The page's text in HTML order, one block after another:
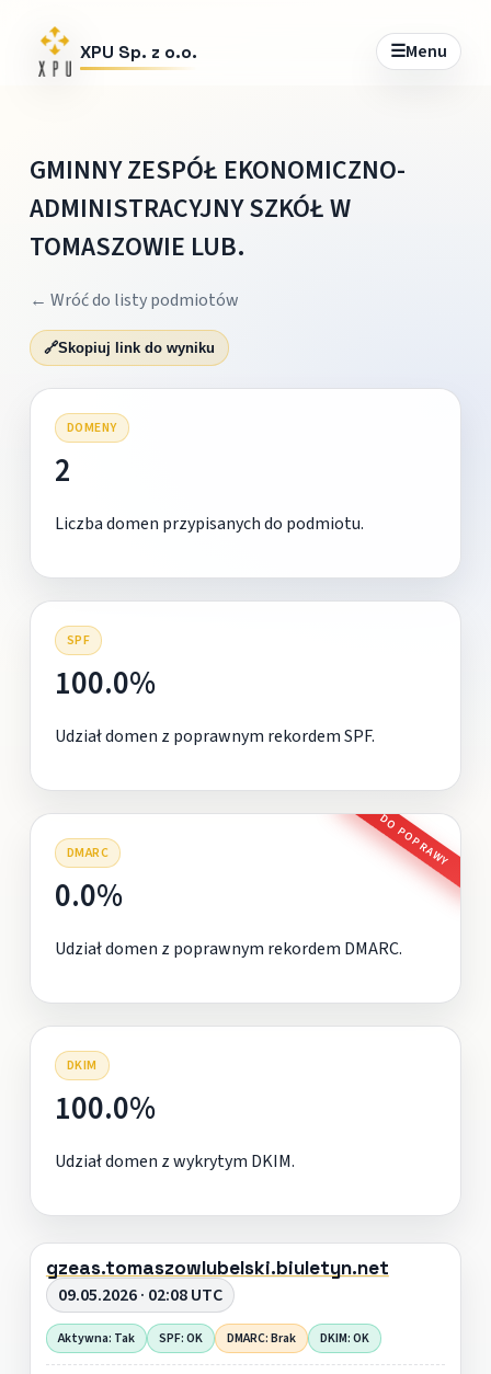
XPU Sp. z o.o. ☰Menu
GMINNY ZESPÓŁ EKONOMICZNO-
ADMINISTRACYJNY SZKÓŁ W
TOMASZOWIE LUB.
← Wróć do listy podmiotów
🔗Skopiuj link do wyniku
DOMENY
2
Liczba domen przypisanych do podmiotu.
SPF
100.0%
Udział domen z poprawnym rekordem SPF.
DMARC DO POPRAWY
0.0%
Udział domen z poprawnym rekordem DMARC.
DKIM
100.0%
Udział domen z wykrytym DKIM.
gzeas.tomaszowlubelski.biuletyn.net
09.05.2026 · 02:08 UTC
Aktywna: Tak SPF: OK DMARC: Brak DKIM: OK